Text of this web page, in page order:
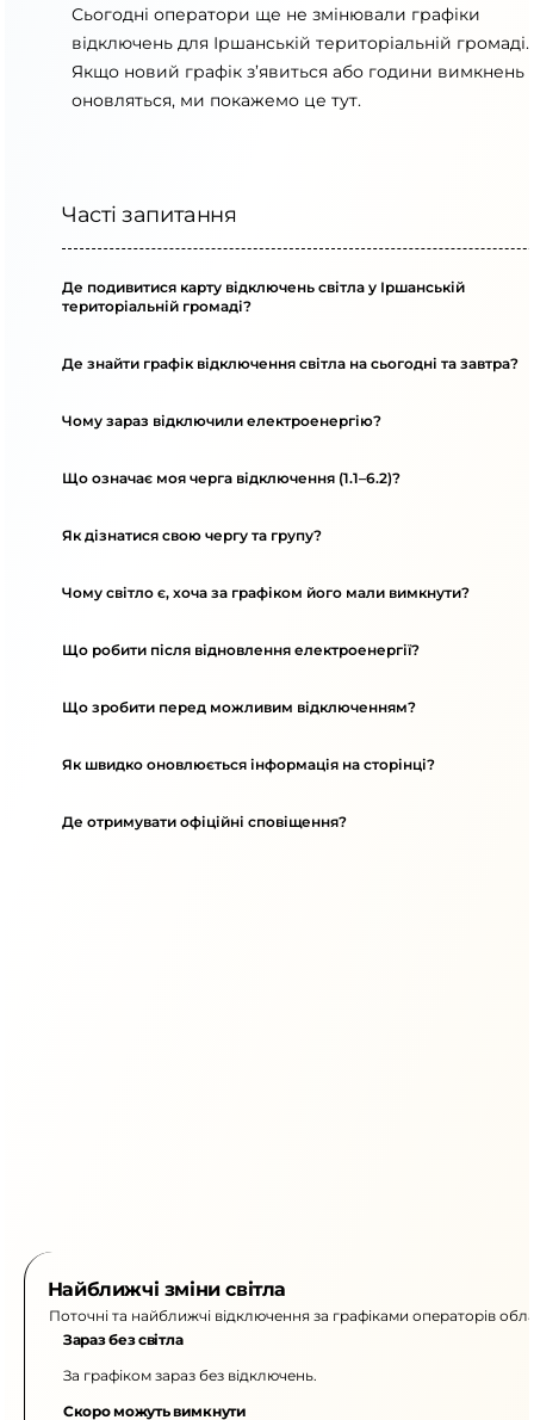
Сьогодні оператори ще не змінювали графіки
відключень для Іршанській територіальній громаді.
Якщо новий графік з’явиться або години вимкнень
оновляться, ми покажемо це тут.
Часті запитання
Де подивитися карту відключень світла у Іршанській
територіальній громаді?
Де знайти графік відключення світла на сьогодні та завтра?
Чому зараз відключили електроенергію?
Що означає моя черга відключення (1.1–6.2)?
Як дізнатися свою чергу та групу?
Чому світло є, хоча за графіком його мали вимкнути?
Що робити після відновлення електроенергії?
Що зробити перед можливим відключенням?
Як швидко оновлюється інформація на сторінці?
Де отримувати офіційні сповіщення?
Найближчі зміни світла
Поточні та найближчі відключення за графіками операторів
Зараз без світла
За графіком зараз без відключень.
Скоро можуть вимкнути